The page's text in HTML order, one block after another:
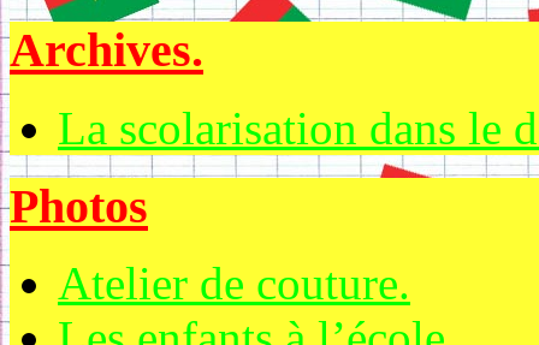
Archives.
La scolarisation dans le
Photos
Atelier de couture.